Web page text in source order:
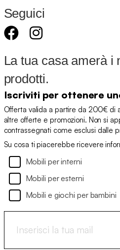
Seguici
La tua casa amerà i
prodotti.
Iscriviti per ottenere
Offerta valida a partire da 200€ di
altre offerte e promozioni. Non si
contrassegnati come esclusi dalle
Su cosa ti piacerebbe ricevere
Mobili per interni
Mobili per esterni
Mobili e giochi per bambini